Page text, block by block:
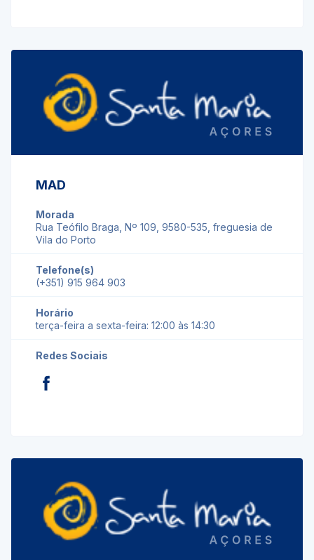
MAD
Morada
Rua Teófilo Braga, Nº 109, 9580-535, freguesia de
Vila do Porto
Telefone(s)
(+351) 915 964 903
Horário
terça-feira a sexta-feira: 12:00 às 14:30
Redes Sociais